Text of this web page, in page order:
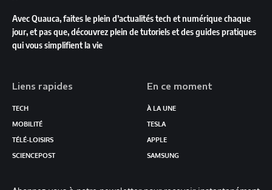
Avec Quauca, faites le plein d’actualités tech et numérique chaque
jour, et pas que, découvrez plein de tutoriels et des guides pratiques
qui vous simplifient la vie
Liens rapides
TECH
MOBILITÉ
TÉLÉ-LOISIRS
SCIENCEPOST
En ce moment
À LA UNE
TESLA
APPLE
SAMSUNG